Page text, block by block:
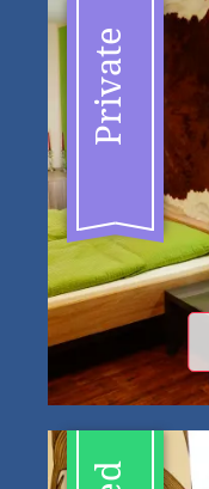
Private